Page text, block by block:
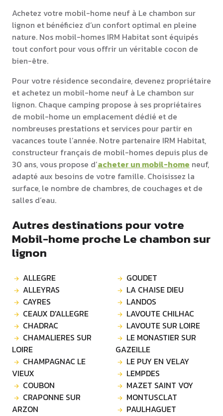
Achetez votre mobil-home neuf à Le chambon sur
lignon et bénéficiez d’un confort optimal en pleine
nature. Nos mobil-homes IRM Habitat sont équipés
tout confort pour vous offrir un véritable cocon de
bien-être.
Pour votre résidence secondaire, devenez propriétaire
et achetez un mobil-home neuf à Le chambon sur
lignon. Chaque camping propose à ses propriétaires
de mobil-home un emplacement dédié et de
nombreuses prestations et services pour partir en
vacances toute l’année. Notre partenaire IRM Habitat,
constructeur français de mobil-homes depuis plus de
30 ans, vous propose d’acheter un mobil-home neuf,
adapté aux besoins de votre famille. Choisissez la
surface, le nombre de chambres, de couchages et de
salles d’eau.
Autres destinations pour votre
Mobil-home proche Le chambon sur
lignon
ALLEGRE
ALLEYRAS
CAYRES
CEAUX D'ALLEGRE
CHADRAC
CHAMALIERES SUR
LOIRE
CHAMPAGNAC LE
VIEUX
COUBON
CRAPONNE SUR
ARZON
GOUDET
LA CHAISE DIEU
LANDOS
LAVOUTE CHILHAC
LAVOUTE SUR LOIRE
LE MONASTIER SUR
GAZEILLE
LE PUY EN VELAY
LEMPDES
MAZET SAINT VOY
MONTUSCLAT
PAULHAGUET